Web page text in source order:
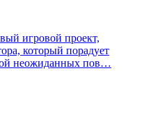
игровой проект,
который порадует
неожиданных пов…